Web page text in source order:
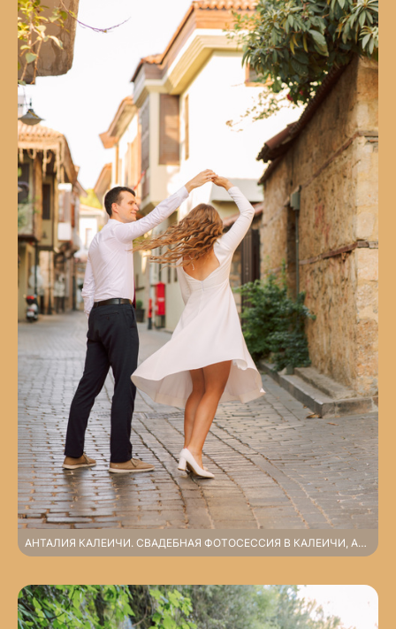
АНТАЛИЯ КАЛЕИЧИ. СВАДЕБНАЯ ФОТОСЕССИЯ В КАЛЕИЧИ, АНТАЛИЯ (ВЫЕЗДНАЯ ФОТОСЕССИЯ, НЕ ПО ОСНОВНОМУ ПРАЙСУ)